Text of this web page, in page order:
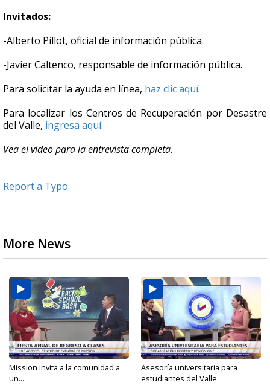
Invitados:
-Alberto Pillot, oficial de información pública.
-Javier Caltenco, responsable de información pública.
Para solicitar la ayuda en línea, haz clic aquí.
Para localizar los Centros de Recuperación por Desastre
del Valle, ingresa aquí.
Vea el video para la entrevista completa.
Report a Typo
More News
Mission invita a la comunidad a
un...
Asesoría universitaria para
estudiantes del Valle